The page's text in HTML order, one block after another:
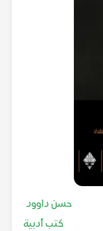
حسن داوود
كتب أدبية